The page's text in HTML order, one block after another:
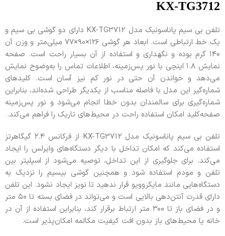
KX-TG3712
تلفن بی سیم پاناسونیک مدل KX-TG3712 دارای دو گوشی بی سیم و
یک خط ارتباطی است. ابعاد هر گوشی ۱۲۶×۹۰×۷۷ میلی‌متر و وزن آن
۱۴۰ گرم بوده و نگهداری و استفاده از آن بسیار راحت است. صفحه
نمایش ۱.۸ اینچی با نور پس‌زمینه، اطلاعات تماس را به‌وضوح نمایش
می‌دهد و خواندن آن حتی در نور کم نیز آسان است. کلیدهای
شماره‌گیر این مدل با فاصله مناسب از یکدیگر طراحی شده‌اند، بنابراین
شماره‌گیری برای سالمندان بدون خطا انجام می‌شود و نور پس‌زمینه
صفحه‌کلید امکان استفاده راحت در محیط‌های تاریک را فراهم می‌کند.
تلفن بی سیم پاناسونیک مدل KX-TG3712 از فرکانس ۲.۴ گیگاهرتز
استفاده می‌کند که امکان تداخل با دیگر دستگاه‌های وایرلس را ایجاد
می‌کند. برای جلوگیری از این تداخل، توصیه می‌شود از اسپلیتر بین
تلفن و مودم استفاده شود و همچنین گوشی بیسیم را نزدیک به
دستگاه‌هایی مانند مایکروویو قرار ندهید تا نویز ایجاد نشود. این تلفن
دارای قدرت آنتن‌دهی بالایی است و می‌تواند در فضای بسته تا ۵۰ متر
و در فضای باز تا ۳۰۰ متر ارتباط برقرار کند، بنابراین استفاده از آن در
خانه یا محیط‌های باز بدون افت کیفیت مکالمه امکان‌پذیر است.